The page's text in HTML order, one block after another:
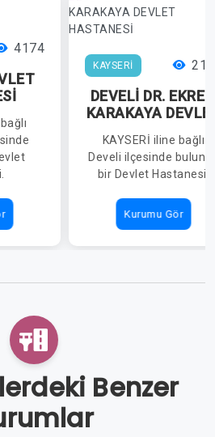
4174
KAYSERİ
DEVELİ DR.
KARAKAYA
KAYSERİ iline bağlı
Develi ilçesinde
bir Devlet Hastanesi.
Kurumu Gör
Benzer